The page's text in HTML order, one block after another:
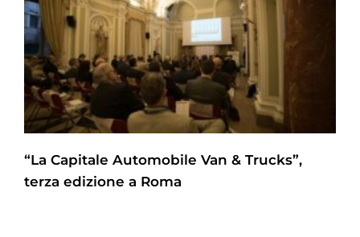
“La Capitale Automobile Van & Trucks”,
terza edizione a Roma